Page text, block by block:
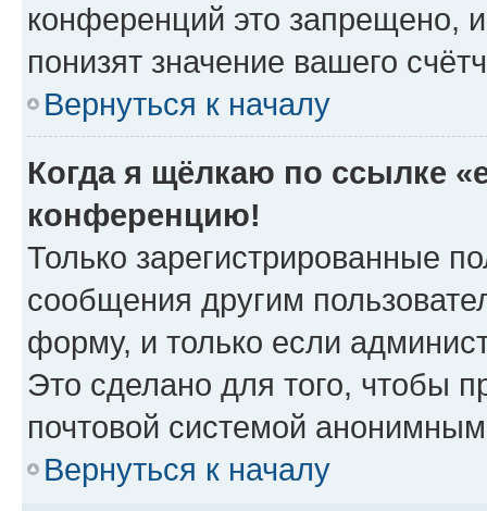
конференций это запрещено,
понизят значение вашего
Вернуться к началу
Когда я щёлкаю по ссылке
конференцию!
Только зарегистрированные
сообщения другим
форму, и только если
Это сделано для того, чтобы
почтовой системой
Вернуться к началу